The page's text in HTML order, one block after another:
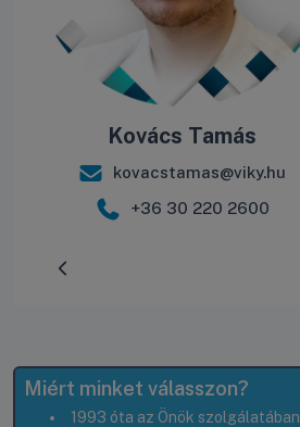
Kovács Tamás
kovacstamas@viky.hu
+36 30 220 2600
Miért minket válasszon?
1993 óta az Önök szolgálatában